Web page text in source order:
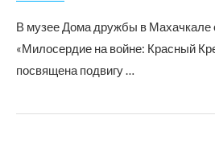
В музее Дома дружбы в Махачкале
«Милосердие на войне: Красный
посвящена подвигу …